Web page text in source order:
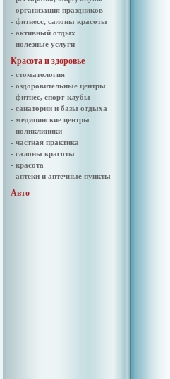
- организация праздников
- фитнесс, салоны красоты
- активный отдых
- полезные услуги
Красота и здоровье
- стоматология
- оздоровительные центры
- фитнес, спорт-клубы
- санатории и базы отдыха
- медицинские центры
- поликлиники
- частная практика
- салоны красоты
- красота
- аптеки и аптечные пункты
Авто